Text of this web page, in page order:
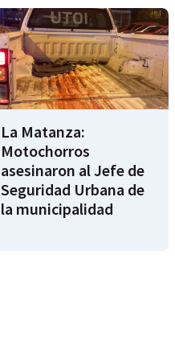
La Matanza:
Motochorros
asesinaron al Jefe de
Seguridad Urbana de
la municipalidad